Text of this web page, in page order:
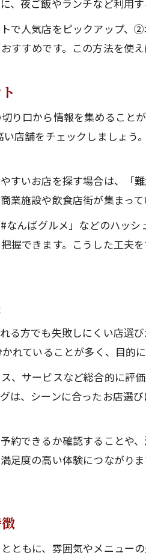
安くて美味しい難波の人気ス
安いのに美味しいなんば
安さと味にこだわる難波
美味しい店を安く楽しむ
難波グルメ食べ歩きで人
なんば駅周辺で安全に人
治安を意識したなんばの
安心して回れる人気店エ
夜ご飯やランチなど利用
で人気店をピックアップ、
すめです。この方法を使
り口から情報を集めること
店舗をチェックしましょう
すいお店を探す場合は、「
施設や飲食店街が集まっ
んばグルメ」などのハッ
握できます。こうした工夫
る方でも失敗しにくい店選
れていることが多く、目的
、サービスなど総合的に評
は、シーンに合ったお店選
約できるか確認することや
足度の高い体験につながり
ともに、雰囲気やメニュー